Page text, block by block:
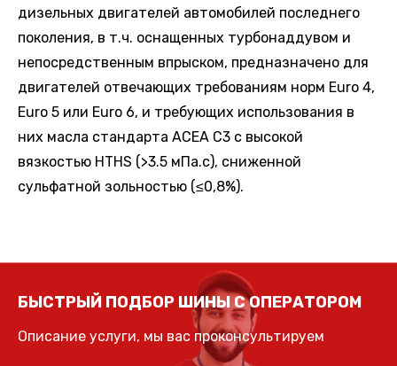
дизельных двигателей автомобилей последнего
поколения, в т.ч. оснащенных турбонаддувом и
непосредственным впрыском, предназначено для
двигателей отвечающих требованиям норм Euro 4,
Euro 5 или Euro 6, и требующих использования в
них масла стандарта ACEA C3 с высокой
вязкостью HTHS (>3.5 мПа.с), сниженной
сульфатной зольностью (≤0,8%).
БЫСТРЫЙ ПОДБОР ШИНЫ С ОПЕРАТОРОМ
Описание услуги, мы вас проконсультируем